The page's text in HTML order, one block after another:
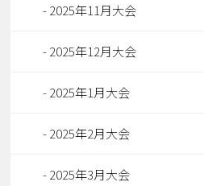
2025年11月大会
2025年12月大会
2025年1月大会
2025年2月大会
2025年3月大会